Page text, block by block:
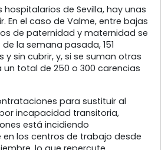
hospitalarios de Sevilla, hay unas
En el caso de Valme, entre bajas
de paternidad y maternidad se
la semana pasada, 151
y sin cubrir, y, si se suman otras
un total de 250 o 300 carencias
para sustituir al
incapacidad transitoria,
está incidiendo
los centros de trabajo desde